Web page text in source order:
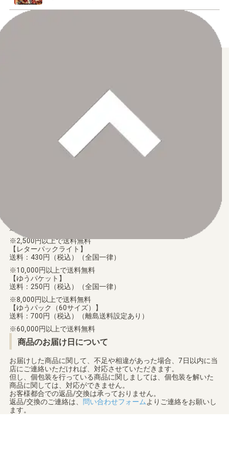
各種ブランドのカードをご利用いただけます。
【Paidy（後払い/コンビニ払い）】
お支払後の在庫確保となりますため、お早めにお支払をお願いし
なお、お支払口座は、注文確認メールに記載しております。
振込手数料はお客様負担となります。
送料：100円（税込）（全国一律）
2,500円以上で送料無料
【レターパックライト】
送料：430円（税込）（全国一律）
10,000円以上で送料無料
【ゆうパケット】
送料：250円（税込）（全国一律）
8,000円以上で送料無料
【ゆうパック（60サイズ）】
送料：700円（税込）（離島送料設定あり）
60,000円以上で送料無料
商品のお届け日について
お届けした商品に関して、不足や相違があった場合、7日以内に当
店にご連絡いただければ、対応させていただきます。
但し、個包装を行っている商品に関しましては、個包装を解いた
商品に関しては、対応ができません。
お客様都合での返品/交換は承っておりません。
返品/交換のご連絡は、 問い合わせフォームよりご連絡をお願いし
ます。